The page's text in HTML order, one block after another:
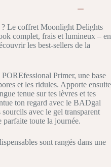
? Le coffret Moonlight Delights
complet, frais et lumineux – en
les best-sellers de la
Primer, une base
et les ridules. Apporte ensuite
tenue sur tes lèvres et tes
ton regard avec le BADgal
avec le gel transparent
toute la journée.
sont rangés dans une